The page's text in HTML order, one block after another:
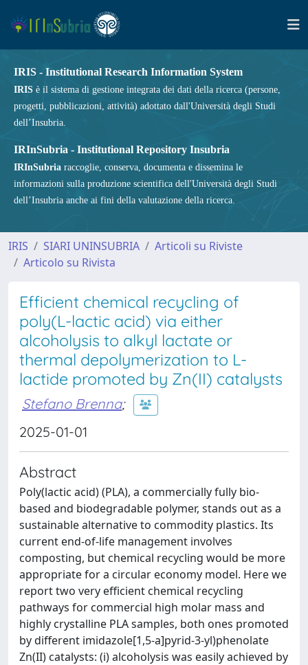
IRIS - Institutional Research Information System
IRIS è il sistema di gestione integrata dei dati della ricerca (persone,
progetti, pubblicazioni, attività) adottato dall'Università degli Studi
dell’Insubria.
IRInSubria - Institutional Repository Insubria
IRInSubria raccoglie, conserva, documenta e dissemina le
informazioni sulla produzione scientifica dell'Università degli Studi
dell’Insubria anche ai fini della valutazione della ricerca.
IRIS SIARI UNINSUBRIA
Articoli su Riviste
Articolo su Rivista
Efficient chemical recycling of
poly(L-lactic acid) via either
alcoholysis to alkyl lactate or
thermal depolymerization to L-
lactide promoted by Zn(II) catalysts
Stefano Brenna;
2025-01-01
Abstract
Poly(lactic acid) (PLA), a commercially fully bio-
based and biodegradable polymer, stands out as a
sustainable alternative to commodity plastics. Its
current end-of-life management involves
composting, but chemical recycling would be more
appropriate for a circular economy model. Here we
report two very efficient chemical recycling
pathways for commercial high molar mass and
highly crystalline PLA samples, both ones promoted
by different imidazole[1,5-a]pyrid-3-yl)phenolate
Zn(II) catalysts: (i) alcoholysis was easily achieved by